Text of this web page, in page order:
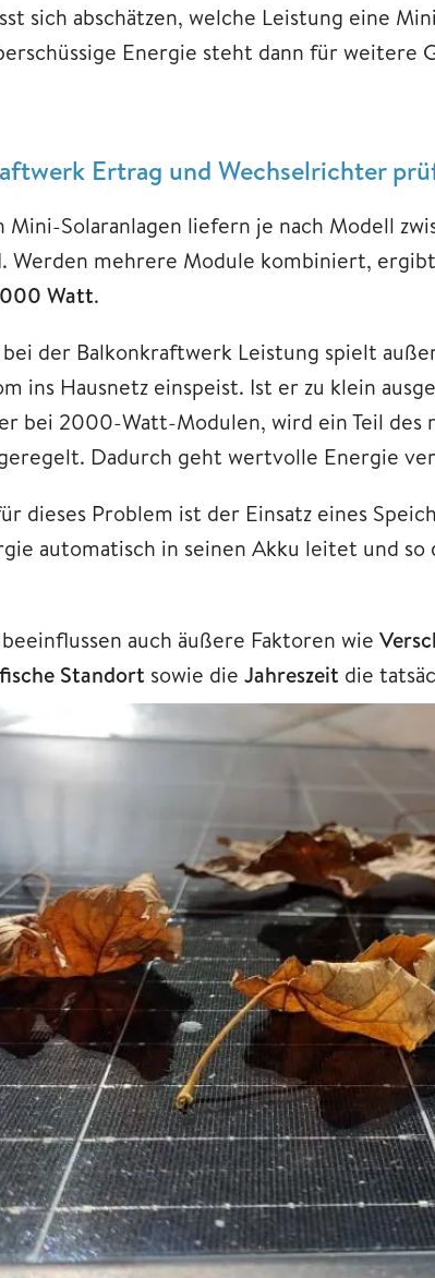
sich abschätzen, welche Leistung eine
Energie steht dann für weitere
Ertrag und Wechselrichter
Mini-Solaranlagen liefern je nach Modell
. Werden mehrere Module kombiniert,
Watt.
der Balkonkraftwerk Leistung spielt
ins Hausnetz einspeist. Ist er zu klein
bei 2000-Watt-Modulen, wird ein Teil des
Dadurch geht wertvolle Energie
dieses Problem ist der Einsatz eines
automatisch in seinen Akku leitet und
auch äußere Faktoren wie
Standort sowie die Jahreszeit die